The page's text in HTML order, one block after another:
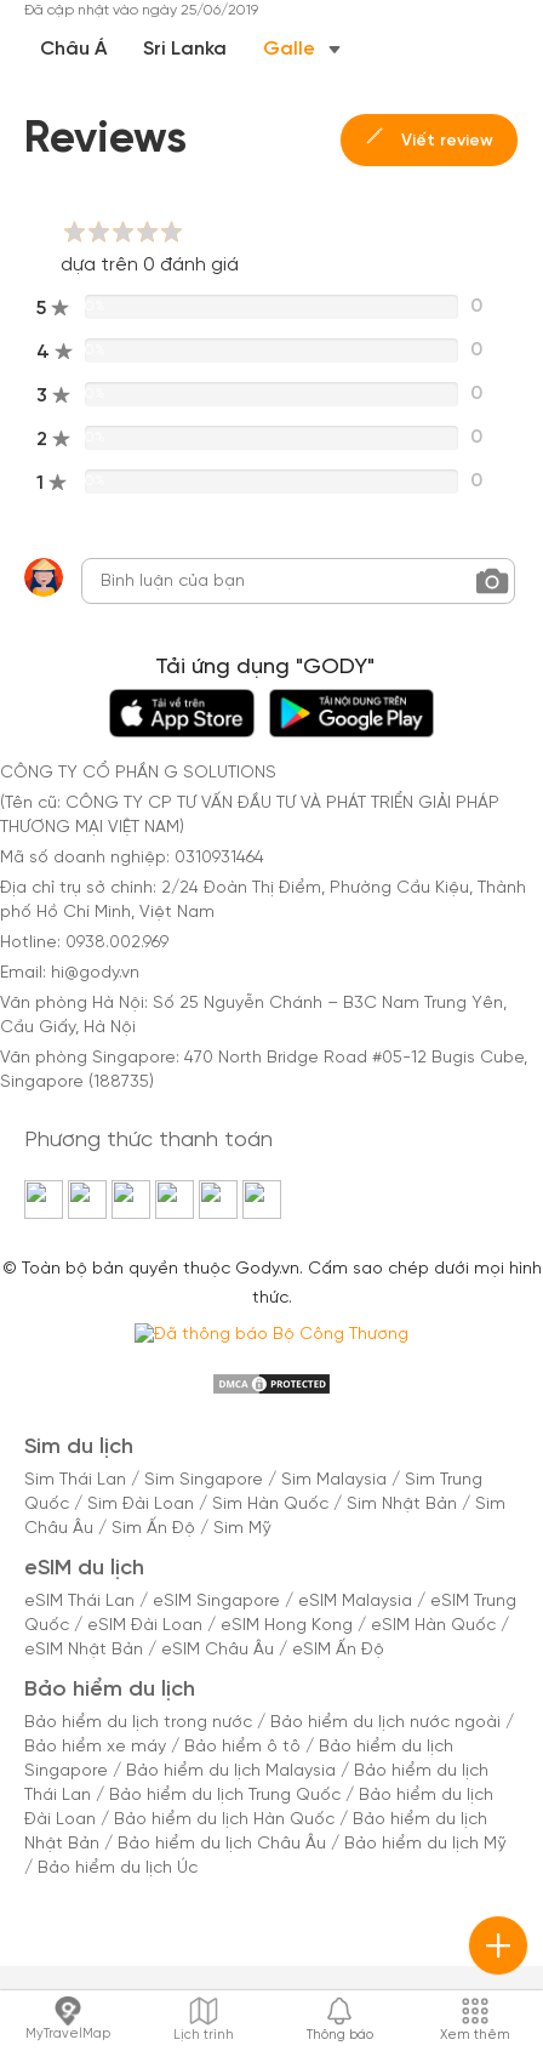
Đã cập nhật vào ngày 25/06/2019
Châu Á Sri Lanka Galle
Reviews Viết review
dựa trên 0 đánh giá
5 0
4 0
3 0
2 0
1 0
MyTravelMap Lịch trình Thông báo Xem thêm
Tải ứng dụng "GODY"
CÔNG TY CỔ PHẦN G SOLUTIONS
(Tên cũ: CÔNG TY CP TƯ VẤN ĐẦU TƯ VÀ PHÁT TRIỂN GIẢI PHÁP
THƯƠNG MẠI VIỆT NAM)
Mã số doanh nghiệp: 0310931464
Địa chỉ trụ sở chính: 2/24 Đoàn Thị Điểm, Phường Cầu Kiệu, Thành
phố Hồ Chí Minh, Việt Nam
Hotline: 0938.002.969
Email: hi@gody.vn
Văn phòng Hà Nội: Số 25 Nguyễn Chánh – B3C Nam Trung Yên,
Cầu Giấy, Hà Nội
Văn phòng Singapore: 470 North Bridge Road #05-12 Bugis Cube,
Singapore (188735)
Phương thức thanh toán
© Toàn bộ bản quyền thuộc Gody.vn. Cấm sao chép dưới mọi hình
thức.
Sim du lịch
Sim Thái Lan / Sim Singapore / Sim Malaysia / Sim Trung
Quốc / Sim Đài Loan / Sim Hàn Quốc / Sim Nhật Bản / Sim
Châu Âu / Sim Ấn Độ / Sim Mỹ
eSIM du lịch
eSIM Thái Lan / eSIM Singapore / eSIM Malaysia / eSIM Trung
Quốc / eSIM Đài Loan / eSIM Hong Kong / eSIM Hàn Quốc /
eSIM Nhật Bản / eSIM Châu Âu / eSIM Ấn Độ
Bảo hiểm du lịch
Bảo hiểm du lịch trong nước / Bảo hiểm du lịch nước ngoài /
Bảo hiểm xe máy / Bảo hiểm ô tô / Bảo hiểm du lịch
Singapore / Bảo hiểm du lịch Malaysia / Bảo hiểm du lịch
Thái Lan / Bảo hiểm du lịch Trung Quốc / Bảo hiểm du lịch
Đài Loan / Bảo hiểm du lịch Hàn Quốc / Bảo hiểm du lịch
Nhật Bản / Bảo hiểm du lịch Châu Âu / Bảo hiểm du lịch Mỹ
/ Bảo hiểm du lịch Úc
Đăng nhập Facebook